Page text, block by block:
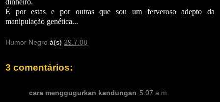
É por estas e por outras que sou um ferveroso adepto da
manipulação genética...
Humor Negro à(s) 29.7.08
3 comentários:
cara menggugurkan kandungan 5:07 a.m.